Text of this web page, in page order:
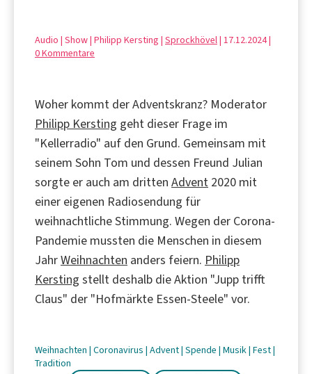
Audio | Show | Philipp Kersting | Sprockhövel| 17.12.2024 |
0 Kommentare
Woher kommt der Adventskranz? Moderator
Philipp Kersting geht dieser Frage im
"Kellerradio" auf den Grund. Gemeinsam mit
seinem Sohn Tom und dessen Freund Julian
sorgte er auch am dritten Advent 2020 mit
einer eigenen Radiosendung für
weihnachtliche Stimmung. Wegen der Corona-
Pandemie mussten die Menschen in diesem
JahrWeihnachten anders feiern. Philipp
Kersting stellt deshalb die Aktion "Jupp trifft
Claus" der "Hofmärkte Essen-Steele" vor.
Weihnachten | Coronavirus | Advent| Spende | Musik| Fest|
Tradition